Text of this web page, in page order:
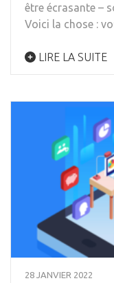
être écrasante –
Voici la chose :
LIRE LA SUITE
28 JANVIER 2022